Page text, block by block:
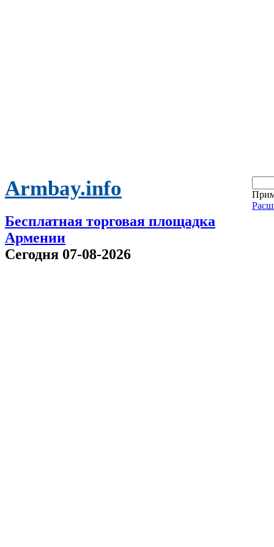
Armbay.info
Бесплатная торговая площадка
Армении
Сегодня 07-08-2026